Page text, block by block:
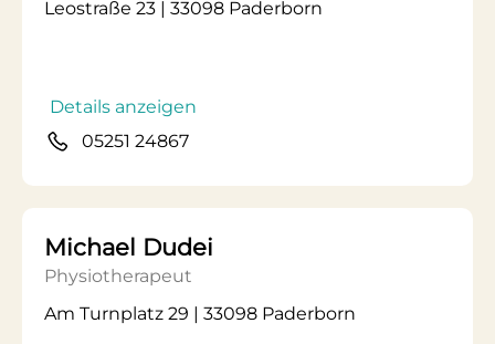
Leostraße 23 | 33098 Paderborn
Details anzeigen
05251 24867
Michael Dudei
Physiotherapeut
Am Turnplatz 29 | 33098 Paderborn